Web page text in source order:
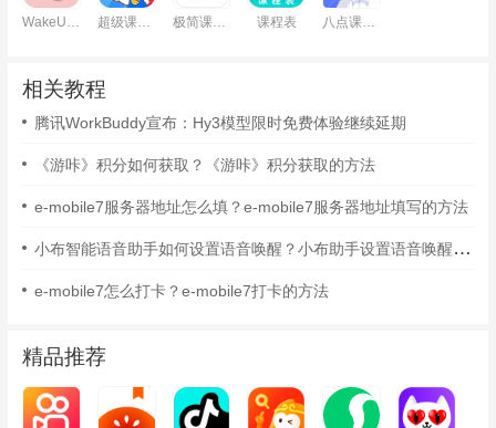
WakeUp课程表 超级课程表 极简课程表 课程表 八点课程表
相关教程
腾讯WorkBuddy宣布：Hy3模型限时免费体验继续延期
《游咔》积分如何获取？《游咔》积分获取的方法
e-mobile7服务器地址怎么填？e-mobile7服务器地址填写的方法
小布智能语音助手如何设置语音唤醒？小布助手设置语音唤醒的方法
e-mobile7怎么打卡？e-mobile7打卡的方法
精品推荐